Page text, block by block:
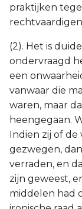
praktijken
(2). Het is
ondervraagd
een
vanwaar die
waren, maar
heengegaan.
Indien zij of de
gezwegen,
verraden, en
zijn geweest,
middelen had